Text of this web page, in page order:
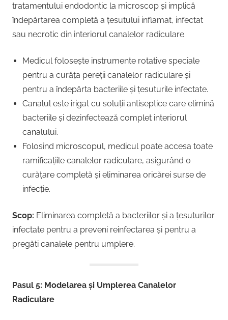
tratamentului endodontic la microscop și implică
îndepărtarea completă a țesutului inflamat, infectat
sau necrotic din interiorul canalelor radiculare.
Medicul folosește instrumente rotative speciale
pentru a curăța pereții canalelor radiculare și
pentru a îndepărta bacteriile și țesuturile infectate.
Canalul este irigat cu soluții antiseptice care elimină
bacteriile și dezinfectează complet interiorul
canalului.
Folosind microscopul, medicul poate accesa toate
ramificațiile canalelor radiculare, asigurând o
curățare completă și eliminarea oricărei surse de
infecție.
Scop: Eliminarea completă a bacteriilor și a țesuturilor
infectate pentru a preveni reinfectarea și pentru a
pregăti canalele pentru umplere.
Pasul 5: Modelarea și Umplerea Canalelor
Radiculare